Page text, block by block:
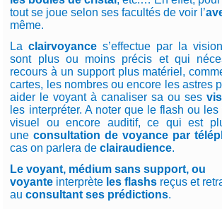
tout se joue selon ses facultés de voir l’
même.
Laclairvoyance s’effectue par la
sont plus ou moins précis et qui
recours à un support plus matériel,
cartes, les nombres ou encore les astres
aider le voyant à canaliser sa ou ses
les interpréter. A noter que le flash ou
visuel ou encore auditif, ce qui est
uneconsultation de voyance par
cas on parlera declairaudience.
Le voyant, médium sans support, ou
voyante interprète les flashs reçus et
auconsultant ses prédictions.